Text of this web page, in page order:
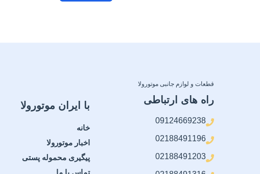
قطعات و لوازم جانبی موتورولا
راه های ارتباطی
09124669238
02188491196
02188491203
با ایران موتورولا
خانه
اخبار موتورولا
پیگیری محموله پستی